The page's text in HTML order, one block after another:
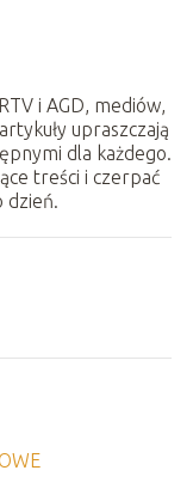
i AGD, mediów,
upraszczają
dla każdego.
treści i czerpać
dzień.